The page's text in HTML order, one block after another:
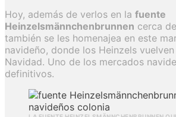
Hoy, además de verlos en la fuente
Heinzelsmännchenbrunnen cerca
también se les homenajea en este
navideño, donde los Heinzels
Navidad. Uno de los mercados
definitivos.